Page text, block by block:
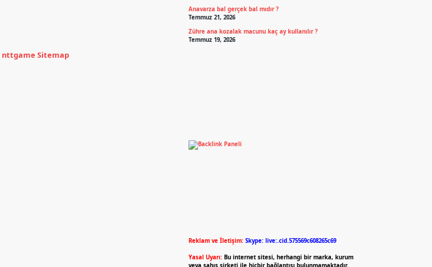
nttgame Sitemap
Anavarza bal gerçek bal mıdır ?
Temmuz 21, 2026
Zühre ana kozalak macunu kaç ay kullanılır ?
Temmuz 19, 2026
Reklam ve İletişim: Skype: live:.cid.575569c608265c69
Yasal Uyarı: Bu internet sitesi, herhangi bir marka, kurum